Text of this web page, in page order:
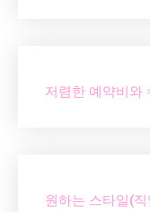
저렴한 예약비와
원하는 스타일(